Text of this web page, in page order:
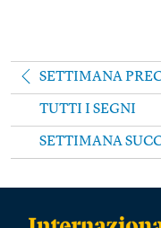
SETTIMANA
TUTTI I SEGNI
SETTIMANA